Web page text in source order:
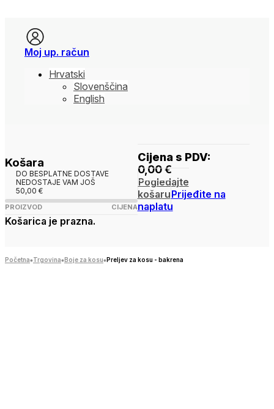
Moj up. račun
Hrvatski
Slovenščina
English
Košara
DO BESPLATNE DOSTAVE
NEDOSTAJE VAM JOŠ
50,00 €
PROIZVOD CIJENA
Košarica je prazna.
Cijena s PDV:
0,00€
Pogledajte
košaruPrijeđite na
naplatu
Početna Trgovina Boje za kosu Preljev za kosu - bakrena